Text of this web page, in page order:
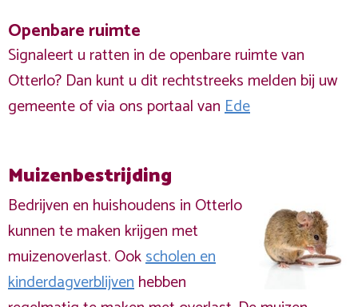
Openbare ruimte
Signaleert u ratten in de openbare ruimte van
Otterlo? Dan kunt u dit rechtstreeks melden bij uw
gemeente of via ons portaal vanEde
Muizenbestrijding
Bedrijven en huishoudens in Otterlo
kunnen te maken krijgen met
muizenoverlast. Ookscholen en
kinderdagverblijvenhebben